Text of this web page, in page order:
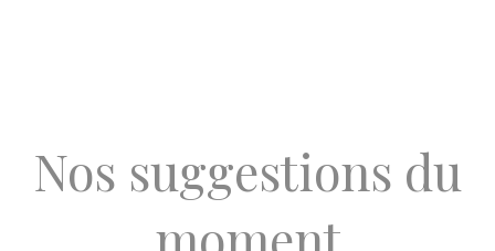
Nos suggestions du